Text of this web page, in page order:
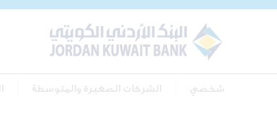
شخصي الشركات الصغيرة والمتوسطة